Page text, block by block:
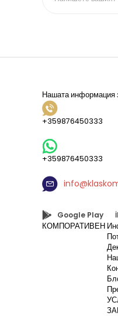
Нашата информация
+359876450333
+359876450333
Google Play
КОМПОРАТИВЕН